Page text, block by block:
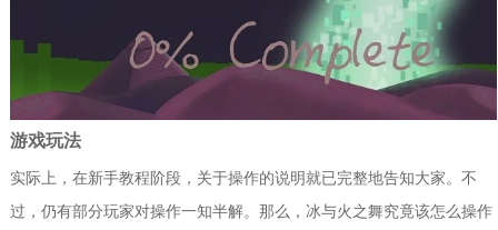
游戏玩法
实际上，在新手教程阶段，关于操作的说明就已完整地告知大家。不
过，仍有部分玩家对操作一知半解。那么，冰与火之舞究竟该怎么操作